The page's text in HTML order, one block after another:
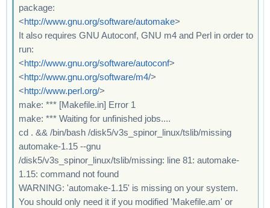
package:
<http://www.gnu.org/software/automake>
It also requires GNU Autoconf, GNU m4 and Perl in order to
run:
<http://www.gnu.org/software/autoconf>
<http://www.gnu.org/software/m4/>
<http://www.perl.org/>
make: *** [Makefile.in] Error 1
make: *** Waiting for unfinished jobs....
cd . && /bin/bash /disk5/v3s_spinor_linux/tslib/missing
automake-1.15 --gnu
/disk5/v3s_spinor_linux/tslib/missing: line 81: automake-
1.15: command not found
WARNING: 'automake-1.15' is missing on your system.
You should only need it if you modified 'Makefile.am' or